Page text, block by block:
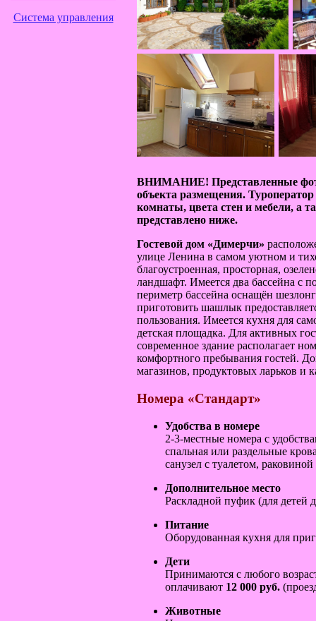
Система управления
ВНИМАНИЕ! Представленные
объекта размещения.
комнаты, цвета стен и мебели, а
представлено ниже.
Гостевой дом «Димерчи»
улице Ленина в самом уютном и
благоустроенная, просторная,
ландшафт. Имеется два бассейна с
периметр бассейна оснащён
приготовить шашлык
пользования. Имеется кухня для
детская площадка. Для активных
современное здание располагает
комфортного пребывания гостей.
магазинов, продуктовых ларьков и
Номера «Стандарт»
Удобства в номере
2-3-местные номера с
спальная или раздельные
санузел с туалетом,
Дополнительное место
Раскладной пуфик (для детей
Питание
Оборудованная кухня для
Дети
Принимаются с любого
оплачивают 12 000 руб.
Животные